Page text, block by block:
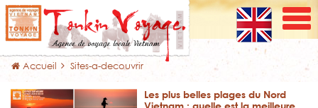
Accueil Sites-a-decouvrir
Les plus belles plages du Nord
Vietnam : quelle est la meilleure